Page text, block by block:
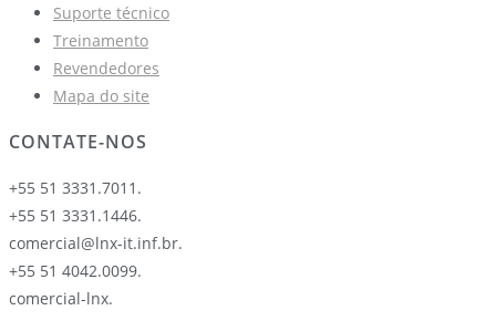
Suporte técnico
Treinamento
Revendedores
Mapa do site
CONTATE-NOS
+55 51 3331.7011.
+55 51 3331.1446.
comercial@lnx-it.inf.br.
+55 51 4042.0099.
comercial-lnx.